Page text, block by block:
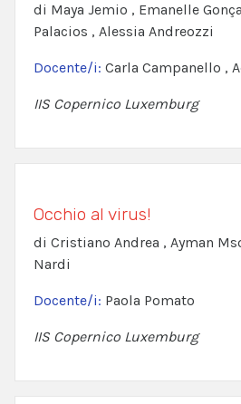
di Maya Jemio , Emanelle
Palacios , Alessia Andreozzi
Docente/i: Carla Campanello ,
IIS Copernico Luxemburg
Occhio al virus!
di Cristiano Andrea , Ayman
Nardi
Docente/i: Paola Pomato
IIS Copernico Luxemburg